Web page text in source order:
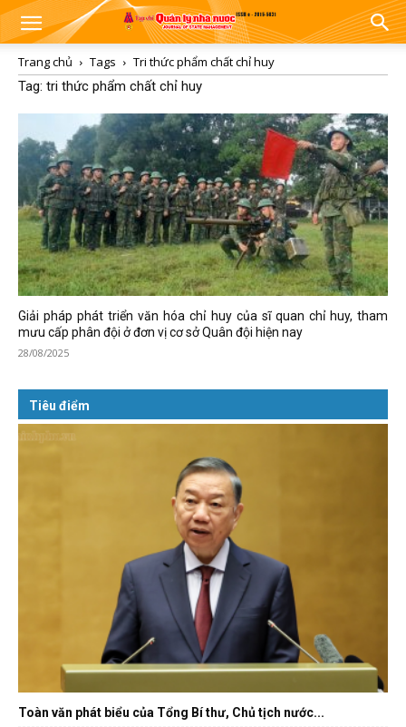
Trang chủ Tags
Tri thức phẩm chất chỉ huy
Tag: tri thức phẩm chất chỉ huy
Giải pháp phát triển văn hóa chỉ huy của sĩ quan chỉ huy, tham
mưu cấp phân đội ở đơn vị cơ sở Quân đội hiện nay
28/08/2025
Tiêu điểm
Toàn văn phát biểu của Tổng Bí thư, Chủ tịch nước...